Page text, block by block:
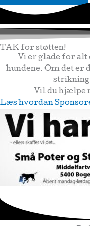
TAK for støtten!
Vi er glade for
hundene. Om det er
strikning
Vil du hjælpe
Læs hvordan